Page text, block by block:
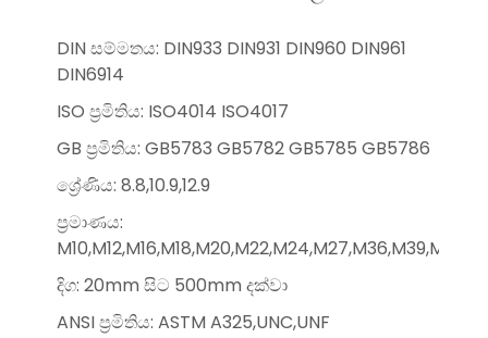
DIN සම්මතය: DIN933 DIN931 DIN960 DIN961
DIN6914
ISO ප්‍රමිතිය: ISO4014 ISO4017
GB ප්‍රමිතිය: GB5783 GB5782 GB5785 GB5786
ශ්‍රේණිය: 8.8,10.9,12.9
ප්‍රමාණය:
දිග: 20mm සිට 500mm දක්වා
ANSI ප්‍රමිතිය: ASTM A325,UNC,UNF